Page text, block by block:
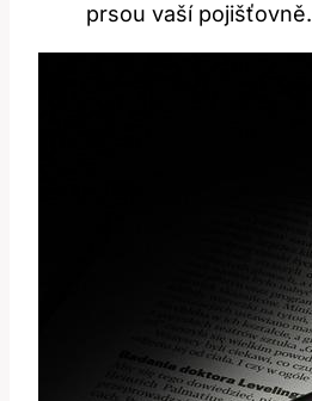
prsou vaší pojišťovně.